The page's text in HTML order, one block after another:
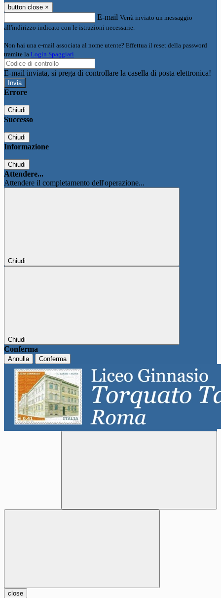
button close ×
E-mail Verrà inviato un messaggio
all'indirizzo indicato con le istruzioni necessarie.
Non hai una e-mail associata al nome utente? Effettua il reset della password
tramite la Login Spaggiari
E-mail inviata, si prega di controllare la casella di posta elettronica!
Errore
Chiudi
Successo
Chiudi
Informazione
Chiudi
Attendere...
Attendere il completamento dell'operazione...
Chiudi
Chiudi
Conferma
Annulla Conferma
close